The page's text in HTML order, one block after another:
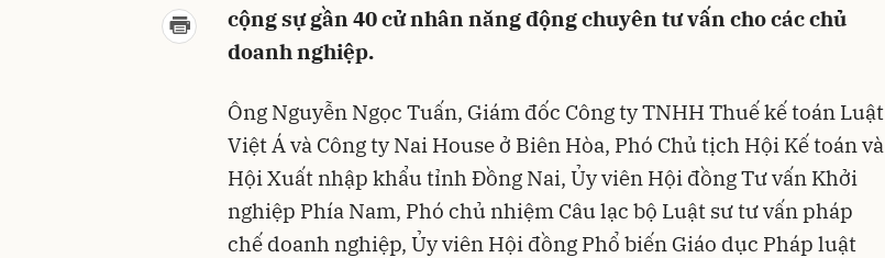
cộng sự gần 40 cử nhân năng động chuyên tư vấn cho các chủ
doanh nghiệp.
Ông Nguyễn Ngọc Tuấn, Giám đốc Công ty TNHH Thuế kế toán Luật
Việt Á và Công ty Nai House ở Biên Hòa, Phó Chủ tịch Hội Kế toán và
Hội Xuất nhập khẩu tỉnh Đồng Nai, Ủy viên Hội đồng Tư vấn Khởi
nghiệp Phía Nam, Phó chủ nhiệm Câu lạc bộ Luật sư tư vấn pháp
chế doanh nghiệp, Ủy viên Hội đồng Phổ biến Giáo dục Pháp luật